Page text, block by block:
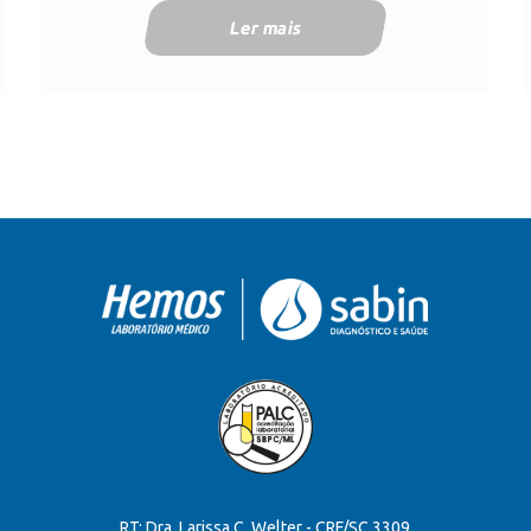
Ler mais
RT: Dra. Larissa C. Welter - CRF/SC 3309